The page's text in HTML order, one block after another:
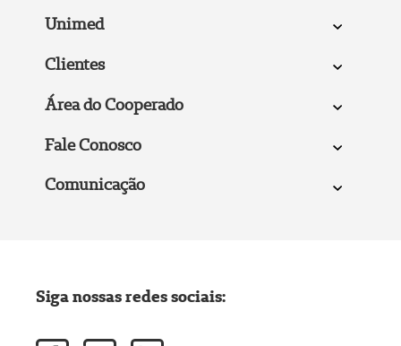
Unimed
Clientes
Área do Cooperado
Fale Conosco
Comunicação
Siga nossas redes sociais: